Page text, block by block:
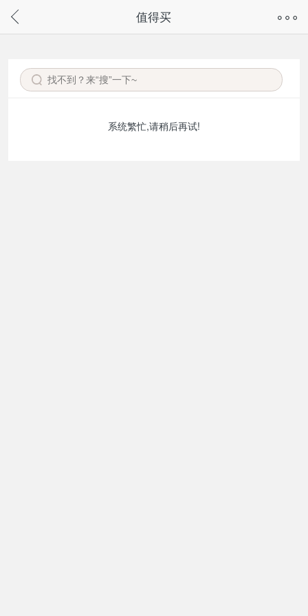
请通过微信或支付宝搜“奇兔客小程序”访问
值得买
系统繁忙,请稍后再试!